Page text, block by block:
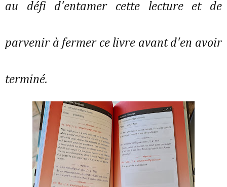
au défi d'entamer cette lecture et de
parvenir à fermer ce livre avant d'en avoir
terminé.